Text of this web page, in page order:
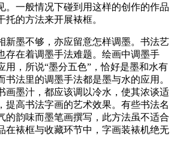
。一般情况下碰到用这样的创作的作品
的方法来开展裱框。
新墨不够，亦应留意怎样调墨。书法艺
存在着调墨手法难题。绘画中调墨手
用，所说“墨分五色”，恰好是墨和水有
书法里的调墨手法都是墨与水的应用。
画墨汁，都应该调以冷水，使其浓谈适
提高书法字画的艺术效果。有些书法名
的韵味而墨笔画撰写，此方法虽不适合
在裱框与收藏环节中，字画装裱机绝无